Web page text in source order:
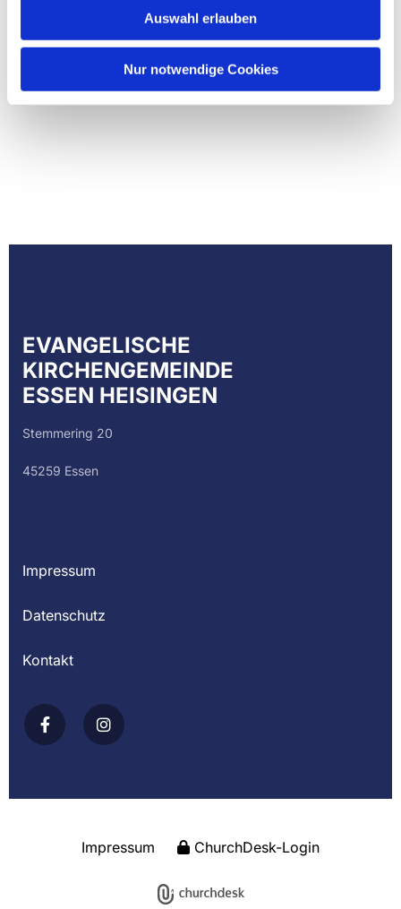
Auswahl erlauben
Nur notwendige Cookies
EVANGELISCHE
KIRCHENGEMEINDE
ESSEN HEISINGEN
Stemmering 20
45259 Essen
Impressum
Datenschutz
Kontakt
Impressum ChurchDesk-Login